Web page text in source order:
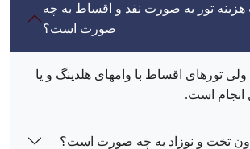
هزینه تور به صورت نقد و اقساط به چه
صورت است؟
ولی تورهای اقساط با وامهای هلدینگ و یا
انجام است.
تخت و نوزاد به چه صورت است؟